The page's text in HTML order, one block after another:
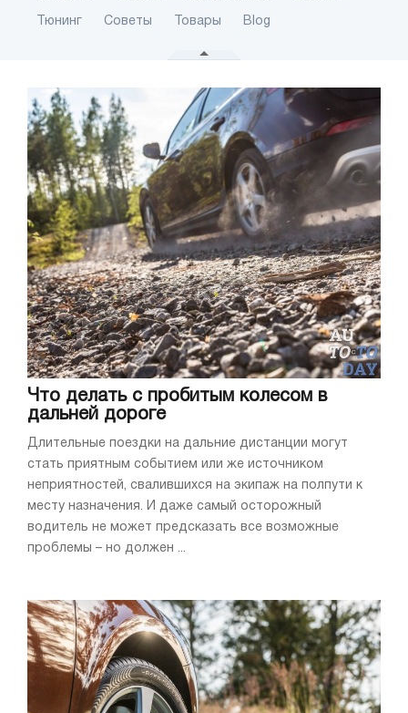
Тюнинг Советы Товары Blog
Что делать с пробитым колесом в
дальней дороге
Длительные поездки на дальние дистанции могут
стать приятным событием или же источником
неприятностей, свалившихся на экипаж на полпути к
месту назначения. И даже самый осторожный
водитель не может предсказать все возможные
проблемы – но должен ...